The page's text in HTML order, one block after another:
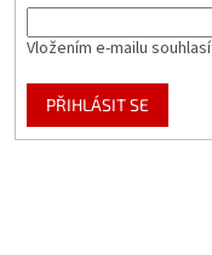
Vložením e-mailu
PŘIHLÁSIT SE